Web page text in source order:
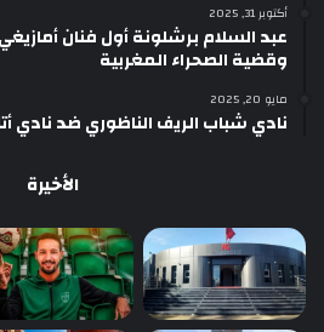
أكتوبر 31, 2025
عبد السلام برشلونة أول فنان أمازيغي
وقضية الصحراء المغربية
مايو 20, 2025
نادي شباب الريف الناظوري ضد نادي
الأخيرة